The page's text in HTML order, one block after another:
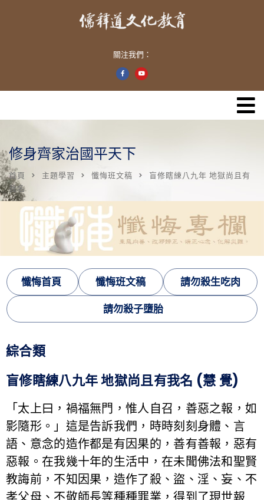
關注我們：
修身齊家治國平天下
首頁 主題學習 懺悔班文稿
盲修瞎練八九年 地獄尚且有
我名
懺悔首頁 懺悔班文稿 請勿殺生吃肉
請勿殺子墮胎
綜合類
盲修瞎練八九年 地獄尚且有我名 (慧 覺)
「太上曰，禍福無門，惟人自召，善惡之報，如
影隨形。」這是告訴我們，時時刻刻身體、言
語、意念的造作都是有因果的，善有善報，惡有
惡報。在我幾十年的生活中，在未聞佛法和聖賢
教誨前，不知因果，造作了殺、盜、淫、妄、不
孝父母、不敬師長等種種罪業，得到了現世報